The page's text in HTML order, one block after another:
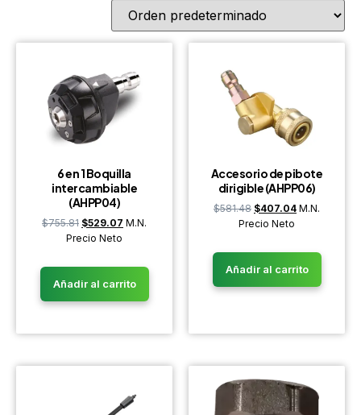
6 en 1 Boquilla
intercambiable
(AHPP04)
$755.81 $529.07 M.N.
Precio Neto
Añadir al carrito
Accesorio de pibote
dirigible (AHPP06)
$581.48 $407.04 M.N.
Precio Neto
Añadir al carrito